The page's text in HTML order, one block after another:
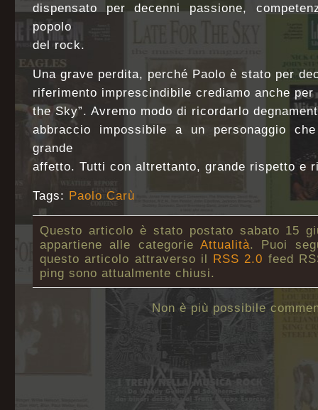
dispensato per decenni passione,
popolo
del rock.
Una grave perdita, perché Paolo è stato per
riferimento imprescindibile crediamo anche
the Sky”. Avremo modo di ricordarlo
abbraccio impossibile a un personaggio
grande
affetto. Tutti con altrettanto, grande rispetto e
Tags: Paolo Carù
Questo articolo è stato postato sabato 15
appartiene alle categorie Attualità. Puoi
questo articolo attraverso il RSS 2.0 feed
ping sono attualmente chiusi.
Non è più possibile